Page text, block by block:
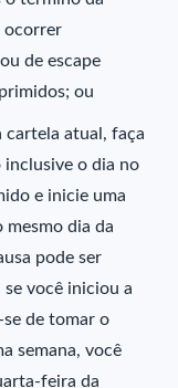
ocorrer
de escape
ou
cartela atual, faça
inclusive o dia no
e inicie uma
mesmo dia da
pode ser
você iniciou a
de tomar o
semana, você
feira da